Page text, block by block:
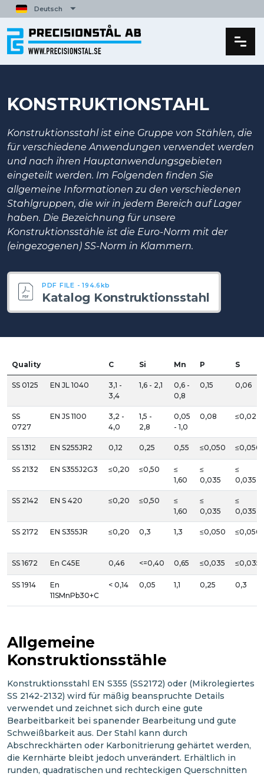
English
Svenska
Deutsch
Polski
KONSTRUKTIONSTAHL
Konstruktionsstahl ist eine Gruppe von Stählen, die
für verschiedene Anwendungen verwendet werden
und nach ihren Hauptanwendungsgebieten
eingeteilt werden. Im Folgenden finden Sie
allgemeine Informationen zu den verschiedenen
Stahlgruppen, die wir in jedem Bereich auf Lager
haben. Die Bezeichnung für unsere
Konstruktionsstähle ist die Euro-Norm mit der
(eingezogenen) SS-Norm in Klammern.
PDF FILE - 194.6kb
Katalog Konstruktionsstahl
Quality C Si Mn P S
SS 0125 EN JL 1040
3,1 -
3,4
1,6 - 2,1
0,6 -
0,8
0,15 0,06
SS
0727
EN JS 1100
3,2 -
4,0
1,5 -
2,8
0,05
- 1,0
0,08 ≤0,02
SS 1312 EN S255JR2 0,12 0,25 0,55 ≤0,050 ≤0,050
SS 2132 EN S355J2G3 ≤0,20 ≤0,50
≤
1,60
≤
0,035
≤
0,035
SS 2142 EN S 420 ≤0,20 ≤0,50
≤
1,60
≤
0,035
≤
0,035
SS 2172 EN S355JR ≤0,20 0,3 1,3 ≤0,050 ≤0,050
SS 1672 En C45E 0,46 <=0,40 0,65 ≤0,035 ≤0,035
SS 1914
En
11SMnPb30+C
< 0,14 0,05 1,1 0,25 0,3
Allgemeine
Konstruktionsstähle
Konstruktionsstahl EN S355 (SS2172) oder (Mikrolegiertes
SS 2142-2132) wird für mäßig beanspruchte Details
verwendet und zeichnet sich durch eine gute
Bearbeitbarkeit bei spanender Bearbeitung und gute
Schweißbarkeit aus. Der Stahl kann durch
Abschreckhärten oder Karbonitrierung gehärtet werden,
die Kernhärte bleibt jedoch unverändert. Erhältlich in
runden, quadratischen und rechteckigen Querschnitten